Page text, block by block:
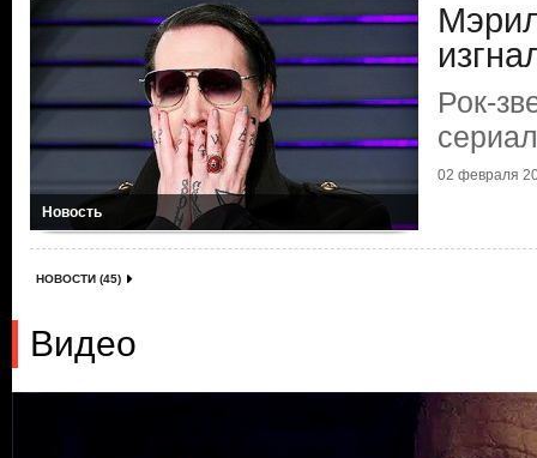
Новость
Рок-
02 февраля
НОВОСТИ (45)
Видео